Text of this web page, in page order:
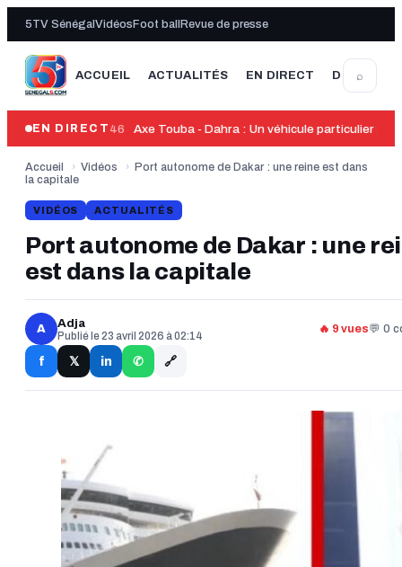
5TV Sénégal Vidéos Foot ball Revue de presse
ACCUEIL ACTUALITÉS EN DIRECT DERNIÈRE
⌕
EN DIRECT
13:46 Axe Touba - Dahra : Un véhicule particulier
Accueil › Vidéos › Port autonome de Dakar : une reine est dans
la capitale
VIDÉOS ACTUALITÉS
Port autonome de Dakar : une
est dans la capitale
A Adja
Publié le 23 avril 2026 à 02:14
🔥 9 vues💬 0
f 𝕏 in ✆ 🔗